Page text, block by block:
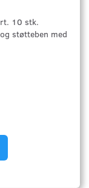
10 stk.
støtteben med